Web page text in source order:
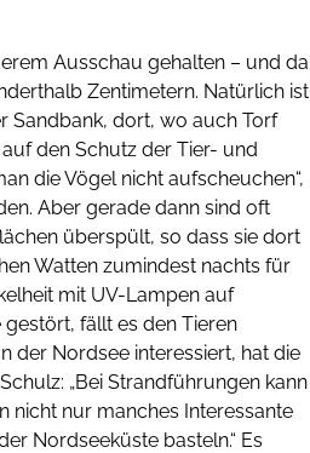
Ausschau gehalten – und da
Zentimetern. Natürlich ist
Sandbank, dort, wo auch Torf
den Schutz der Tier- und
die Vögel nicht aufscheuchen“,
Aber gerade dann sind oft
überspült, so dass sie dort
Watten zumindest nachts für
mit UV-Lampen auf
fällt es den Tieren
der Nordsee interessiert, hat die
„Bei Strandführungen kann
nicht nur manches Interessante
Nordseeküste basteln.“ Es